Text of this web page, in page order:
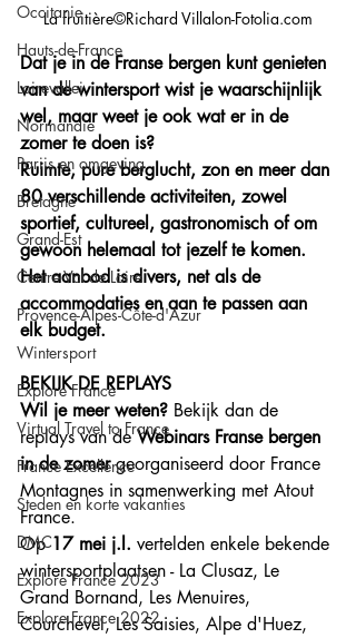
Occitanie
Hauts-de-France
Loirevallei
Normandie
Parijs en omgeving
Bretagne
Grand-Est
Centre Val de Loire
Provence-Alpes-Côte-d'Azur
Wintersport
Explore France
Virtual Travel to France
France Excellence
Steden en korte vakanties
DMC
Explore France 2023
Explore France 2022
La fruitière©Richard Villalon-Fotolia.com
Dat je in de Franse bergen kunt genieten
van de wintersport wist je waarschijnlijk
wel, maar weet je ook wat er in de
zomer te doen is?
Ruimte, pure berglucht, zon en meer dan
80 verschillende activiteiten, zowel
sportief, cultureel, gastronomisch of om
gewoon helemaal tot jezelf te komen.
Het aanbod is divers, net als de
accommodaties en aan te passen aan
elk budget.
BEKIJK DE REPLAYS
Wil je meer weten? Bekijk dan de
replays van de Webinars Franse bergen
in de zomer georganiseerd door France
Montagnes in samenwerking met Atout
France.
Op 17 mei j.l. vertelden enkele bekende
wintersportplaatsen - La Clusaz, Le
Grand Bornand, Les Menuires,
Courchevel, Les Saisies, Alpe d'Huez,